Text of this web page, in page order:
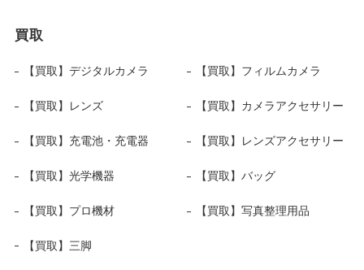
買取
【買取】デジタルカメラ 【買取】フィルムカメラ
【買取】レンズ 【買取】カメラアクセサリー
【買取】充電池・充電器 【買取】レンズアクセサリー
【買取】光学機器 【買取】バッグ
【買取】プロ機材 【買取】写真整理用品
【買取】三脚